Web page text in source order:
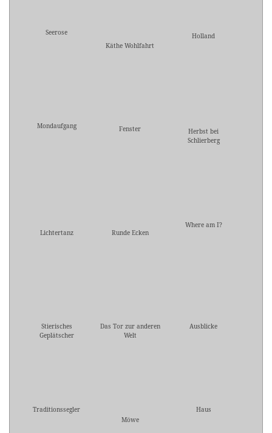
Seerose
Käthe Wohlfahrt
Holland
Mondaufgang Fenster
Herbst bei
Schlierberg
Lichtertanz Runde Ecken
Where am I?
Stierisches
Geplätscher
Das Tor zur anderen
Welt
Ausblicke
Traditionssegler
Möwe
Haus